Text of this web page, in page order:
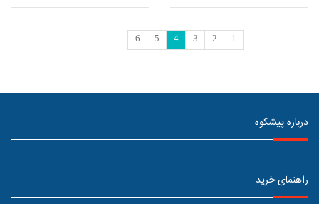
1
2
3
4
5
6
درباره پیشکوه
راهنمای خرید